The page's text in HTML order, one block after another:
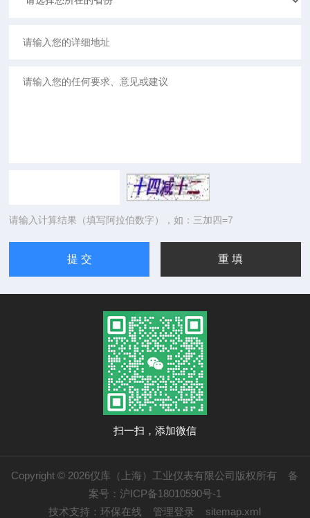
请输入计算结果（填写阿拉伯数字），如：三加四=7
扫一扫，添加微信
Copyright © 2026仪库（上海）工业仪表有限公司版权所有 备
案号：沪ICP备18010590号-1
技术支持：环保在线 管理登录 sitemap.xml